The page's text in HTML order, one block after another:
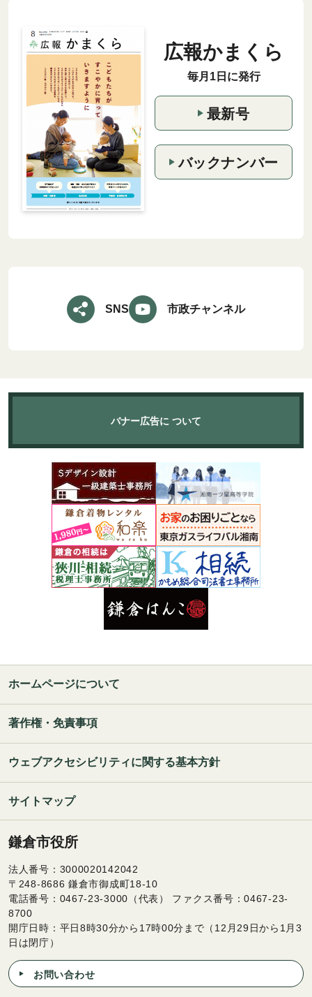
広報かまくら
毎月1日に発行
最新号
バックナンバー
SNS 市政チャンネル
バナー広告に ついて
ホームページについて
著作権・免責事項
ウェブアクセシビリティに関する基本方針
サイトマップ
鎌倉市役所
法人番号：3000020142042
〒248-8686 鎌倉市御成町18-10
電話番号：0467-23-3000（代表） ファクス番号：0467-23-
8700
開庁日時：平日8時30分から17時00分まで（12月29日から1月3
日は閉庁）
お問い合わせ